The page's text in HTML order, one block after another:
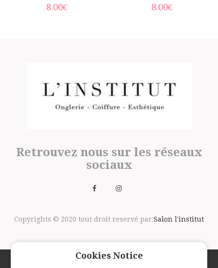
Souffre
8.00€
Karité
8.00€
Retrouvez nous sur les réseaux
sociaux
Copyrights © 2020 tout droit reservé par:Salon l'institut
Cookies Notice